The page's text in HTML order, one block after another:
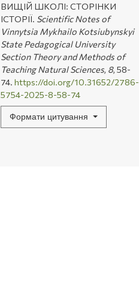
ВИЩІЙ ШКОЛІ: СТОРІНКИ
ІСТОРІЇ. Scientific Notes of
Vinnytsia Mykhailo Kotsiubynskyi
State Pedagogical University
Section Theory and Methods of
Teaching Natural Sciences, 8, 58-
74. https://doi.org/10.31652/2786-
5754-2025-8-58-74
Формати цитування